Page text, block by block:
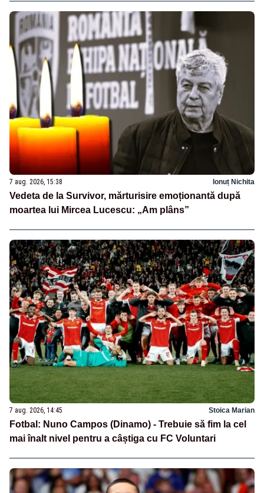
7 aug. 2026, 15:38 Ionuț Nichita
Vedeta de la Survivor, mărturisire emoționantă după
moartea lui Mircea Lucescu: „Am plâns”
7 aug. 2026, 14:45 Stoica Marian
Fotbal: Nuno Campos (Dinamo) - Trebuie să fim la cel
mai înalt nivel pentru a câștiga cu FC Voluntari